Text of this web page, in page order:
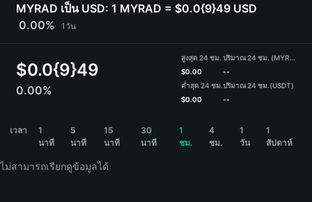
Bahasa Indonesia
ภาษาไทย
हिन्दी
Español
Português (Brasil)
MYRAD เป็น USD: 1 MYRAD = $0.0{9}49 USD
0.00%
1วัน
$0.0{9}49
0.00%
สูงสุด 24 ชม.
$0.00
ต่ำสุด 24 ชม.
$0.00
ปริมาณ 24 ชม. (MYRAD)
--
ปริมาณ 24 ชม.(USDT)
--
เวลา
1
นาที
5
นาที
15
นาที
30
นาที
1
ชม.
4
ชม.
1
วัน
1
สัปดาห์
ไม่สามารถเรียกดูข้อมูลได้